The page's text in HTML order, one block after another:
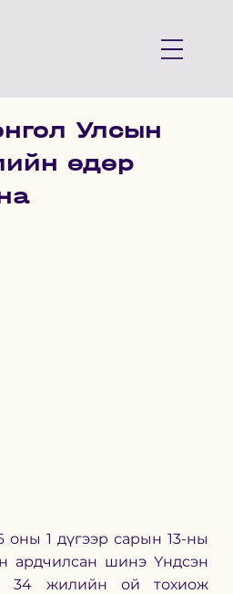
Улсын
өдөр
1 дүгээр сарын 13-ны
ардчилсан шинэ Үндсэн
34 жилийн ой тохиож